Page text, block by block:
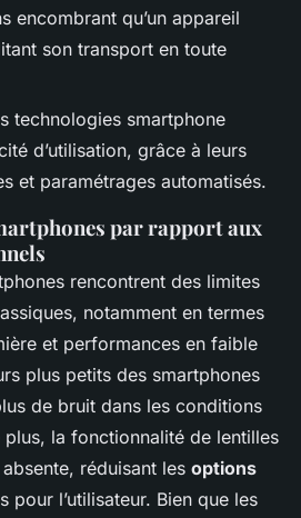
encombrant qu’un appareil
son transport en toute
technologies smartphone
d’utilisation, grâce à leurs
et paramétrages automatisés.
par rapport aux
rencontrent des limites
notamment en termes
et performances en faible
plus petits des smartphones
de bruit dans les conditions
la fonctionnalité de lentilles
réduisant les options
pour l’utilisateur. Bien que les